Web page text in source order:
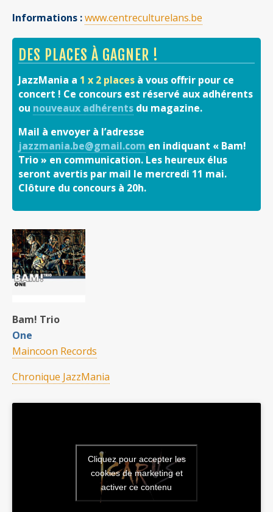
Informations :www.centreculturelans.be
DES PLACES À GAGNER !
JazzMania a 1 x 2 places à vous offrir pour ce
concert ! Ce concours est réservé aux adhérents
ou nouveaux adhérents du magazine.
Mail à envoyer à l’adresse
jazzmania.be@gmail.com en indiquant « Bam!
Trio » en communication. Les heureux élus
seront avertis par mail le mercredi 11 mai.
Clôture du concours à 20h.
Bam! Trio
One
Maincoon Records
Chronique JazzMania
Cliquez pour accepter les
cookies de marketing et
activer ce contenu